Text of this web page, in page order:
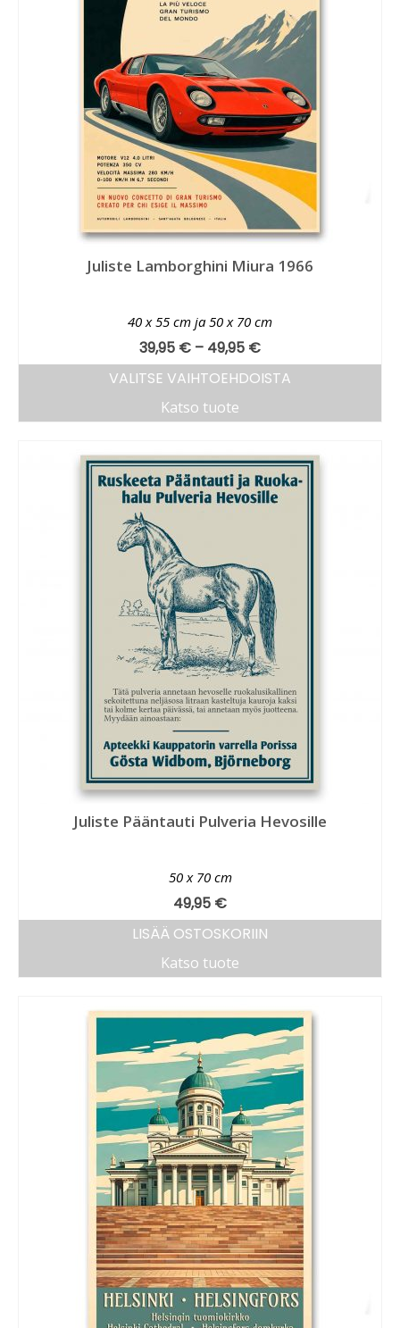
Juliste Lamborghini Miura 1966
40 x 55 cm ja 50 x 70 cm
39,95 € – 49,95 €
VALITSE VAIHTOEHDOISTA
Katso tuote
Juliste Pääntauti Pulveria Hevosille
50 x 70 cm
49,95 €
LISÄÄ OSTOSKORIIN
Katso tuote